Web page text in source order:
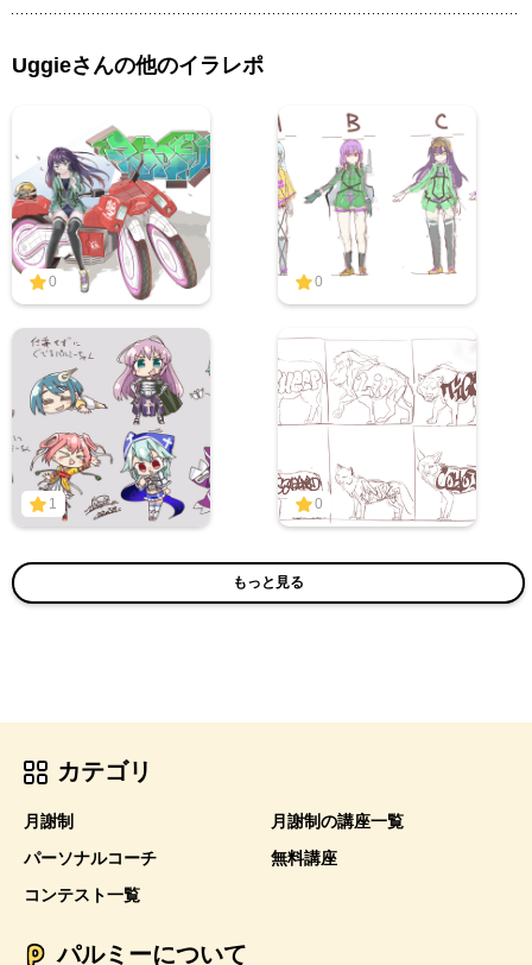
Uggieさんの他のイラレポ
0 0
1 0
もっと見る
カテゴリ
月謝制
月謝制の講座一覧
パーソナルコーチ
無料講座
コンテスト一覧
パルミーについて